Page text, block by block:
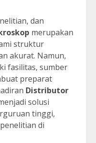
dan
merupakan
struktur
akurat. Namun,
fasilitas, sumber
preparat
Distributor
solusi
tinggi,
di